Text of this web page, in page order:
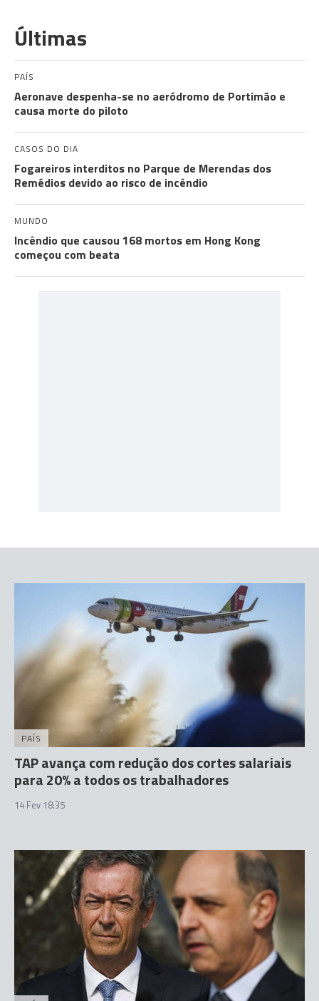
Últimas
PAÍS
Aeronave despenha-se no aeródromo de Portimão e
causa morte do piloto
CASOS DO DIA
Fogareiros interditos no Parque de Merendas dos
Remédios devido ao risco de incêndio
MUNDO
Incêndio que causou 168 mortos em Hong Kong
começou com beata
PAÍS
TAP avança com redução dos cortes salariais
para 20% a todos os trabalhadores
14 Fev 18:35